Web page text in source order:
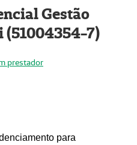
Gestão
(51004354-7)
prestador
para